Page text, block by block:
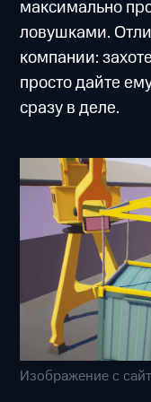
максимально
ловушками.
компании:
просто дайте
сразу в деле.
Изображение с